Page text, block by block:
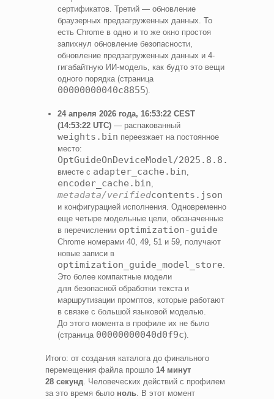
сертификатов. Третий — обновление
браузерных предзагруженных данных. То
есть Chrome в одно и то же окно простоя
запихнул обновление безопасности,
обновление предзагруженных данных и 4-
гигабайтную ИИ‑модель, как будто это вещи
одного порядка (страница
00000000040c8855).
24 апреля 2026 года, 16:53:22 CEST
(14:53:22 UTC) — распакованный
weights.bin переезжает на постоянное
место:
OptGuideOnDeviceModel/2025.8.8.1141/
вместе с adapter_cache.bin
encoder_cache.bin
metadata/verifiedcontents.json
и конфигурацией исполнения. Одновременно
еще четыре модельные цели, обозначенные
в перечислении optimization-guide
Chrome номерами 40, 49, 51 и 59, получают
новые записи в
optimization_guide_model_store
Это более компактные модели
для безопасной обработки текста и
маршрутизации промптов, которые работают
в связке с большой языковой моделью.
До этого момента в профиле их не было
(страница 00000000040d0f9c).
Итого: от создания каталога до финального
перемещения файла прошло 14 минут
28 секунд . Человеческих действий с профилем
за это время было ноль . В этот момент